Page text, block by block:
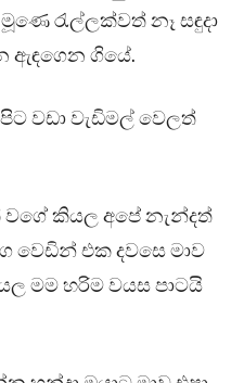
රැල්ලක්වත් නෑ සඳුදා
ඇඳගෙන ගියේ.
වඩා වැඩිමල් වෙලත්
කියල අපේ නැන්දත්
වෙඩින් එක දවසෙ මාව
මම හරිම වයස පාටයි